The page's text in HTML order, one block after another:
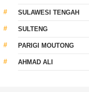
SULAWESI TENGAH
SULTENG
PARIGI MOUTONG
AHMAD ALI